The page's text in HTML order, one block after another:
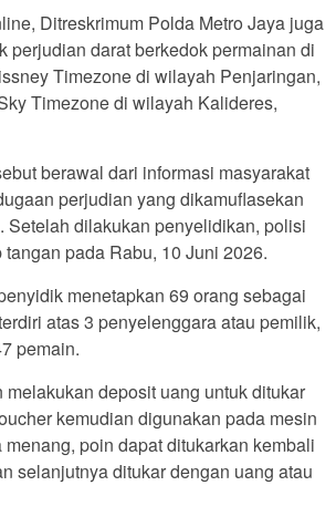
Ditreskrimum Polda Metro Jaya juga
perjudian darat berkedok permainan di
Timezone di wilayah Penjaringan,
Timezone di wilayah Kalideres,
berawal dari informasi masyarakat
perjudian yang dikamuflasekan
Setelah dilakukan penyelidikan, polisi
pada Rabu, 10 Juni 2026.
menetapkan 69 orang sebagai
atas 3 penyelenggara atau pemilik,
pemain.
melakukan deposit uang untuk ditukar
kemudian digunakan pada mesin
poin dapat ditukarkan kembali
selanjutnya ditukar dengan uang atau